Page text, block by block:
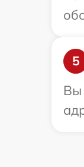
5
Вы